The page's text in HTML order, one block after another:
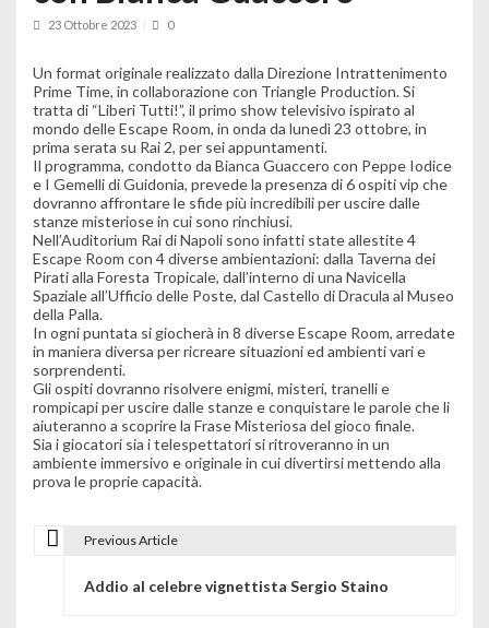
23 Ottobre 2023 0
Un format originale realizzato dalla Direzione Intrattenimento
Prime Time, in collaborazione con Triangle Production. Si
tratta di “Liberi Tutti!”, il primo show televisivo ispirato al
mondo delle Escape Room, in onda da lunedì 23 ottobre, in
prima serata su Rai 2, per sei appuntamenti.
Il programma, condotto da Bianca Guaccero con Peppe Iodice
e I Gemelli di Guidonia, prevede la presenza di 6 ospiti vip che
dovranno affrontare le sfide più incredibili per uscire dalle
stanze misteriose in cui sono rinchiusi.
Nell’Auditorium Rai di Napoli sono infatti state allestite 4
Escape Room con 4 diverse ambientazioni: dalla Taverna dei
Pirati alla Foresta Tropicale, dall’interno di una Navicella
Spaziale all’Ufficio delle Poste, dal Castello di Dracula al Museo
della Palla.
In ogni puntata si giocherà in 8 diverse Escape Room, arredate
in maniera diversa per ricreare situazioni ed ambienti vari e
sorprendenti.
Gli ospiti dovranno risolvere enigmi, misteri, tranelli e
rompicapi per uscire dalle stanze e conquistare le parole che li
aiuteranno a scoprire la Frase Misteriosa del gioco finale.
Sia i giocatori sia i telespettatori si ritroveranno in un
ambiente immersivo e originale in cui divertirsi mettendo alla
prova le proprie capacità.
Previous Article
Addio al celebre vignettista Sergio Staino